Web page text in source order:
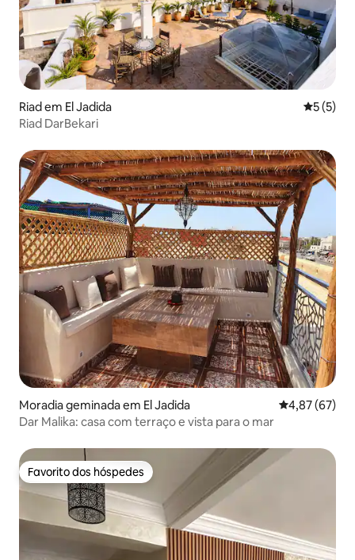
Riad em El Jadida
5 (5)
Riad DarBekari
Moradia geminada em El Jadida Classificação
4,87 (67)
Dar Malika: casa com terraço e vista para o mar
Favorito dos hóspedes
Favorito dos hóspedes